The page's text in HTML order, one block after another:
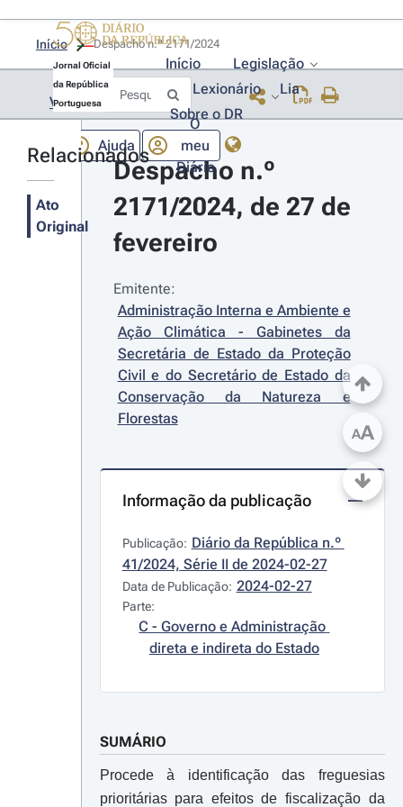
Jornal Oficial
da República
Portuguesa
Início
Legislação
Lexionário
Lia
Sobre o DR
Ajuda
O
meu
Diário
Início
Voltar
Relacionados
Ato
Original
Despacho n.º
2171/2024, de 27 de
fevereiro
Emitente:
Administração Interna e Ambiente e
Ação Climática - Gabinetes da
Secretária de Estado da Proteção
Civil e do Secretário de Estado da
Conservação da Natureza e
Florestas
Informação da publicação
Publicação: Diário da República n.º
41/2024, Série II de 2024-02-27
Data de Publicação: 2024-02-27
Parte:
C - Governo e Administração
direta e indireta do Estado
SUMÁRIO
Procede à identificação das freguesias
prioritárias para efeitos de fiscalização da
AA